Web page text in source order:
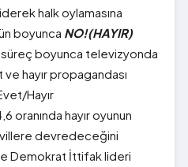
halk oylamasına
boyunca NO!(HAYIR)
süreç boyunca televizyonda
hayır propagandası
Hayır
oranında hayır oyunun
devredeceğini
Demokrat İttifak lideri